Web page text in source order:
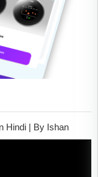
Hindi | By Ishan